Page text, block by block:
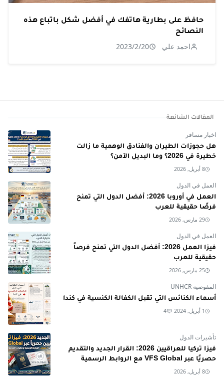
حافظ على بطارية هاتفك في أفضل شكل باتباع هذه
النصائح
احمد علي 2023/2/20
المقالات الشائعة
اخبار مسافر
هل حجوزات الطيران والفنادق الوهمية ما زالت
خطيرة في 2026؟ وما البديل الآمن؟
8 أبريل, 2026
العمل في الدول
العمل في أوروبا 2026: أفضل الدول التي تمنح
فرصًا حقيقية للعرب
29 مارس, 2026
العمل في الدول
فيزا العمل 2026: أفضل الدول التي تمنح فرصاً
حقيقية للعرب
25 مارس, 2026
المفوضية UNHCR
أسماء الكنائس التي تقبل الكفالة الكنسية في كندا
1 أبريل, 2024 4
تأشيرات الدول
فيزا تركيا للعراقيين 2026: القرار الجديد والتقديم
حصريًا عبر VFS Global مع الروابط الرسمية
8 أبريل, 2026